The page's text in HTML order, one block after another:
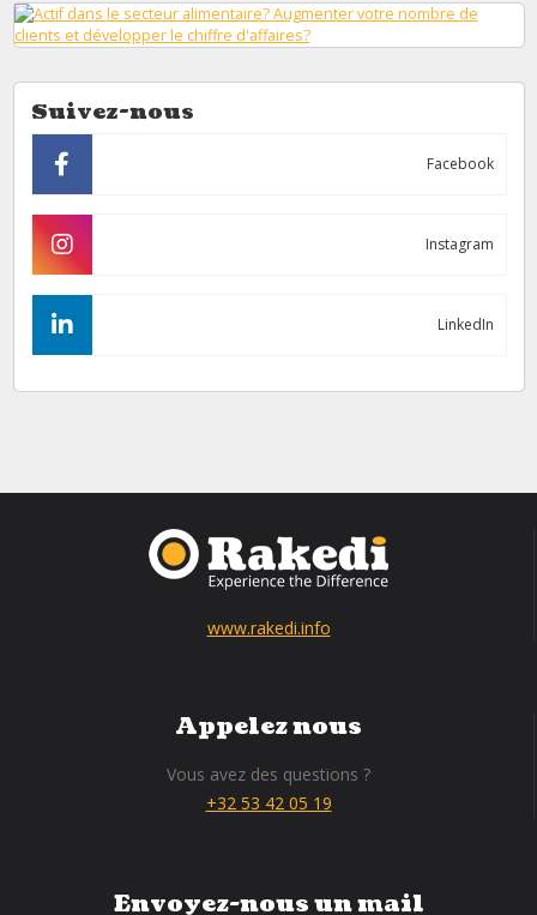
Suivez-nous
Facebook
Instagram
LinkedIn
www.rakedi.info
Appelez nous
Vous avez des questions ?
+32 53 42 05 19
Envoyez-nous un mail